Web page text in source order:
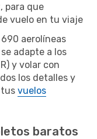
para que
vuelo en tu viaje
aerolíneas
adapte a los
y volar con
los detalles y
tus vuelos
baratos